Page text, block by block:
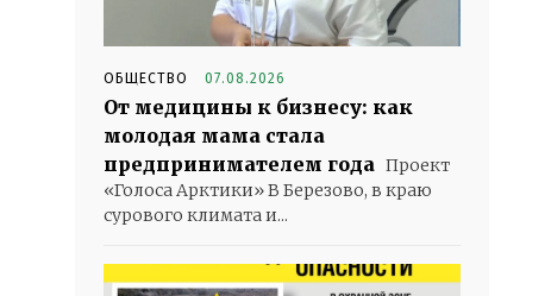
ОБЩЕСТВО 07.08.2026
От медицины к бизнесу: как
молодая мама стала
предпринимателем года Проект
«Голоса Арктики» В Березово, в краю
сурового климата и...